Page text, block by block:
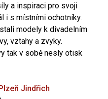
a inspiraci pro svoji
i s místními ochotníky.
modely k divadelním
vztahy a zvyky.
tak v sobě nesly otisk
Jindřich